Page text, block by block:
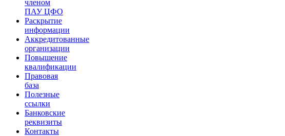
членом
ПАУ ЦФО
Раскрытие
информации
Аккредитованные
организации
Повышение
квалификации
Правовая
база
Полезные
ссылки
Банковские
реквизиты
Контакты